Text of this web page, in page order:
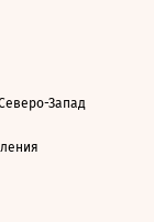
Запад